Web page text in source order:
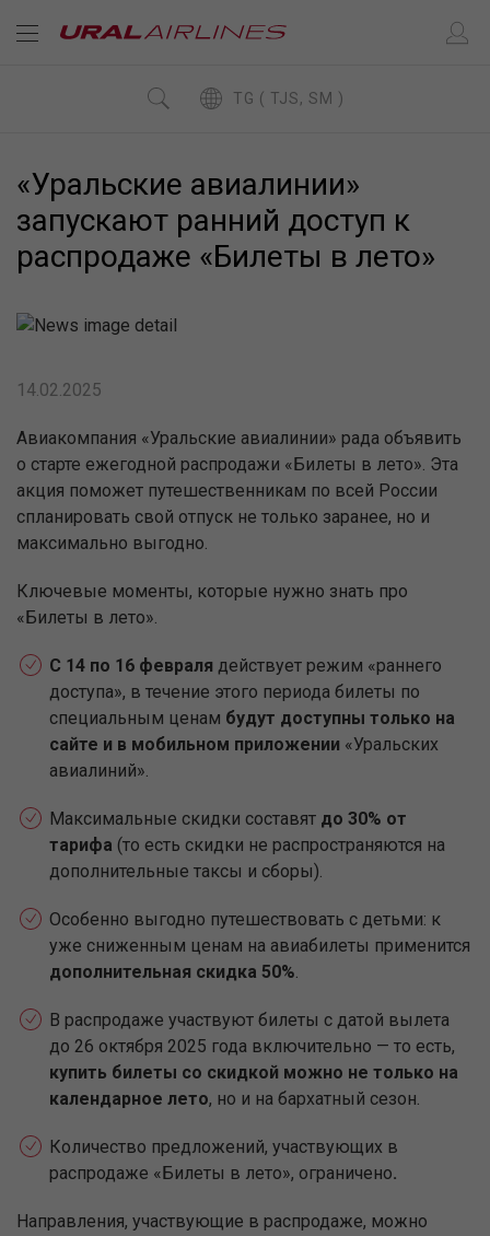
TG ( TJS, SM )
«Уральские авиалинии»
запускают ранний доступ к
распродаже «Билеты в лето»
14.02.2025
Авиакомпания «Уральские авиалинии» рада объявить
о старте ежегодной распродажи «Билеты в лето». Эта
акция поможет путешественникам по всей России
спланировать свой отпуск не только заранее, но и
максимально выгодно.
Ключевые моменты, которые нужно знать про
«Билеты в лето».
С 14 по 16 февраля действует режим «раннего
доступа», в течение этого периода билеты по
специальным ценам будут доступны только на
сайте и в мобильном приложении «Уральских
авиалиний».
Максимальные скидки составят до 30% от
тарифа (то есть скидки не распространяются на
дополнительные таксы и сборы).
Особенно выгодно путешествовать с детьми: к
уже сниженным ценам на авиабилеты применится
дополнительная скидка 50%.
В распродаже участвуют билеты с датой вылета
до 26 октября 2025 года включительно — то есть,
купить билеты со скидкой можно не только на
календарное лето, но и на бархатный сезон.
Количество предложений, участвующих в
распродаже «Билеты в лето», ограничено.
Направления, участвующие в распродаже, можно